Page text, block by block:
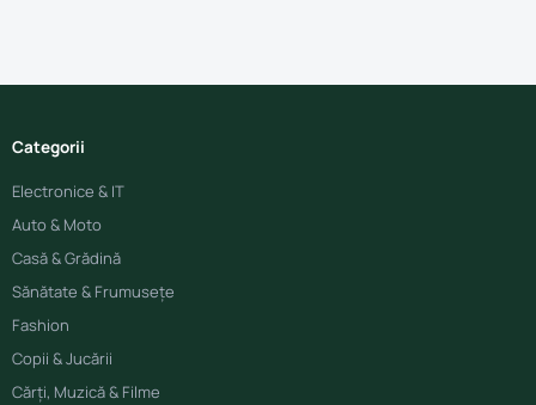
Categorii
Electronice & IT
Auto & Moto
Casă & Grădină
Sănătate & Frumusețe
Fashion
Copii & Jucării
Cărți, Muzică & Filme